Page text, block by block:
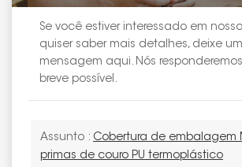
Se você estiver interessado em
quiser saber mais detalhes, deixe
mensagem aqui. Nós
breve possível.
Assunto : Cobertura de embalagem
primas de couro PU termoplástico